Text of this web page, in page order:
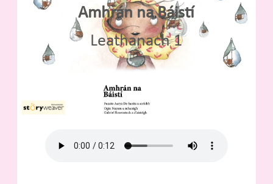
Amhrán na Báistí
Leathanach 1